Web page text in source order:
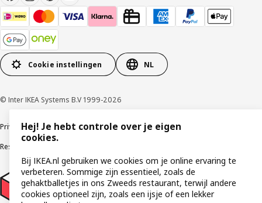
Cookie instellingen NL
© Inter IKEA Systems B.V 1999-2026
PrivacybeleidCookiesAlgemene voorwaarden Gebruikersvoorwaarden
Responsible Disclosure Program
Hej! Je hebt controle over je eigen
cookies.
Bij IKEA.nl gebruiken we cookies om je online ervaring te
verbeteren. Sommige zijn essentieel, zoals de
gehaktballetjes in ons Zweeds restaurant, terwijl andere
cookies optioneel zijn, zoals een ijsje of een lekker